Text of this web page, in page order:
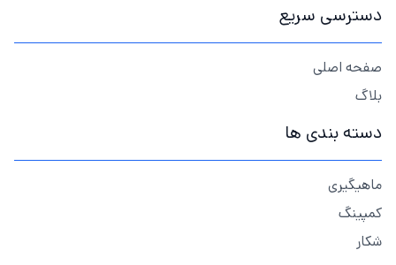
دسترسی سریع
صفحه اصلی
بلاگ
دسته بندی ها
ماهیگیری
کمپینگ
شکار